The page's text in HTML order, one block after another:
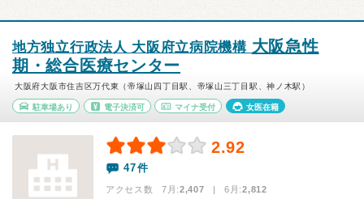
地方独立行政法人 大阪府立病院機構 大阪急性
期・総合医療センター
大阪府大阪市住吉区万代東（帝塚山四丁目駅、帝塚山三丁目駅、神ノ木駅）
駐車場あり 電子決済可 マイナ受付 女医在籍
2.92
47件
アクセス数 7月:2,407 | 6月:2,812